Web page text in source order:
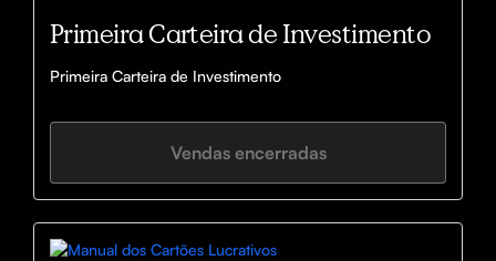
Primeira Carteira de Investimento
Primeira Carteira de Investimento
Vendas encerradas